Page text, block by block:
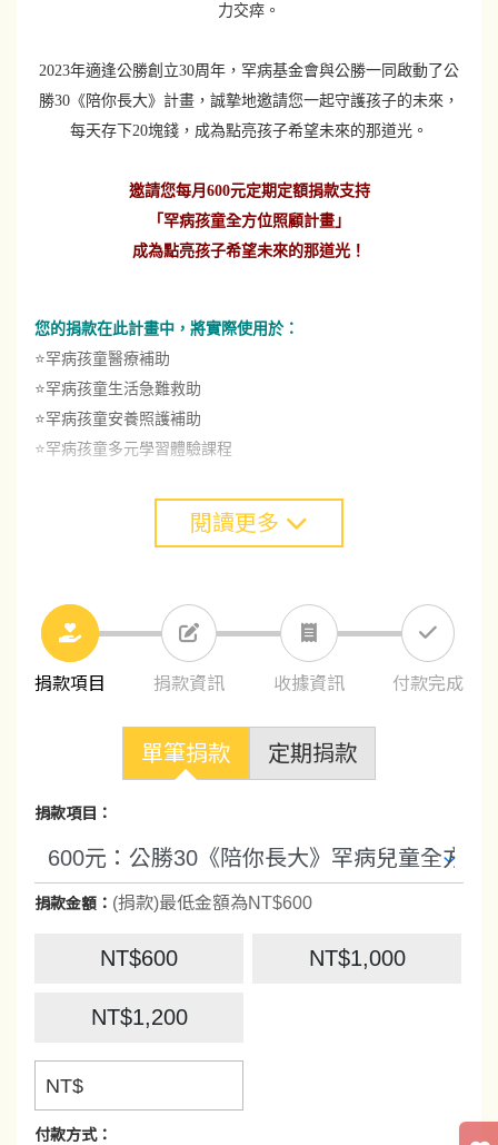
力交瘁。
2023年適逢公勝創立30周年，罕病基金會與公勝一同啟動了公
勝30《陪你長大》計畫，誠摯地邀請您一起守護孩子的未來，
每天存下20塊錢，成為點亮孩子希望未來的那道光。
邀請您每月600元定期定額捐款支持
「罕病孩童全方位照顧計畫」
成為點亮孩子希望未來的那道光！
您的捐款在此計畫中，將實際使用於：
⭐罕病孩童醫療補助
⭐罕病孩童生活急難救助
⭐罕病孩童安養照護補助
⭐罕病孩童多元學習體驗課程
閱讀更多
捐款項目 捐款資訊 收據資訊 付款完成
單筆捐款 定期捐款
捐款項目：
捐款金額： (捐款)最低金額為NT$600
NT$600 NT$1,000
NT$1,200
NT$
付款方式：